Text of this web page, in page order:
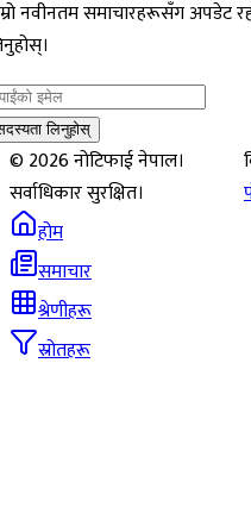
नवीनतम समाचारहरूसँग अपडेट
लिनुहोस्
©2026नोटिफाई नेपाल।
सर्वाधिकार सुरक्षित।
होम
समाचार
श्रेणीहरू
स्रोतहरू